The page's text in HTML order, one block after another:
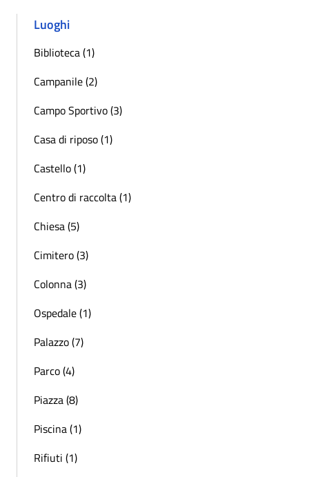
Luoghi
Biblioteca (1)
Campanile (2)
Campo Sportivo (3)
Casa di riposo (1)
Castello (1)
Centro di raccolta (1)
Chiesa (5)
Cimitero (3)
Colonna (3)
Ospedale (1)
Palazzo (7)
Parco (4)
Piazza (8)
Piscina (1)
Rifiuti (1)